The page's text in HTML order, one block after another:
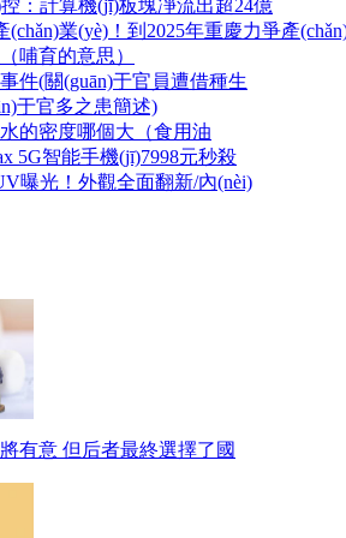
：計算機(jī)板塊凈流出超24億
業(yè)！到2025年重慶力爭產
哺育的意思）
件(關(guān)于官員遭借種生
于官多之患簡述)
的密度哪個大（食用油
5G智能手機(jī)7998元秒殺
曝光！外觀全面翻新/內(nèi)
有意 但后者最終選擇了國